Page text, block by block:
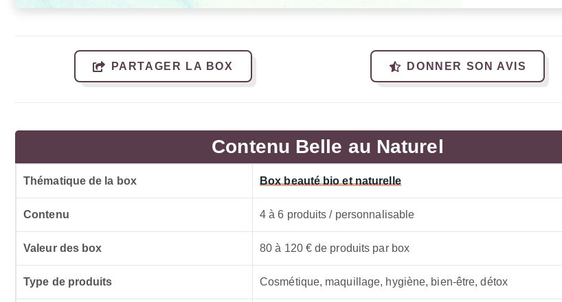
PARTAGER LA BOX DONNER SON AVIS
Contenu Belle au Naturel
Thématique de la box Box beauté bio et naturelle
Contenu 4 à 6 produits / personnalisable
Valeur des box 80 à 120 € de produits par box
Type de produits Cosmétique, maquillage, hygiène, bien-être, détox